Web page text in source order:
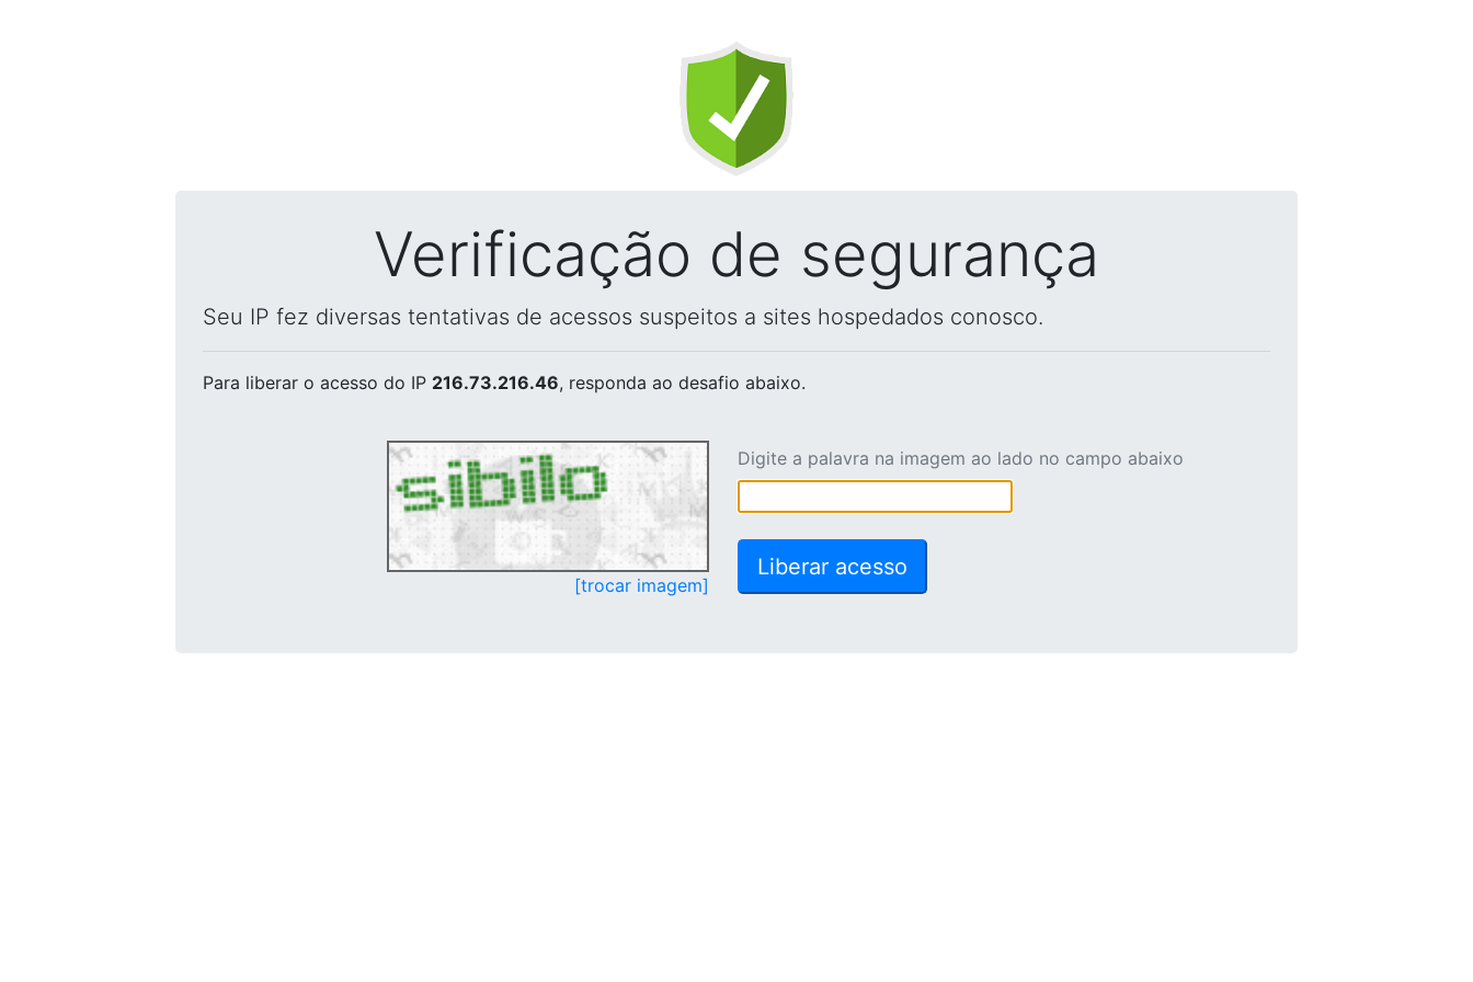
Verificação de segurança
Seu IP fez diversas tentativas de acessos suspeitos a sites hospedados conosco.
Para liberar o acesso do IP 216.73.216.46, responda ao desafio abaixo.
[trocar imagem]
Digite a palavra na imagem ao lado no campo abaixo